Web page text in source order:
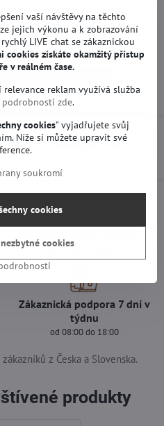
od výroby. Neproběhla na nich
Následující produkt
nad 1500 Kč zdarma
Zákaznická podpora 7 dní v
týdnu
od 08:00 do 18:00
z Česka a Slovenska.
produkty
vaší návštěvy na těchto
jejich výkonu a k zobrazování
LIVE chat se zákaznickou
cookies získáte okamžitý přístup
v reálném čase.
reklam využívá služba
podrobnosti zde.
cookies" vyjadřujete svůj
Níže si můžete upravit své
soukromí
cookies
cookies